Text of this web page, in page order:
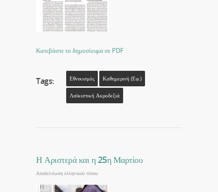
Κατεβάστε το δημοσίευμα σε PDF
Tags: Εθνικισμός Καθημερινή (εφ.)
Λαϊκιστική Ακροδεξιά
Η Αριστερά και η 25η Μαρτίου
Αποδελτίωση ελληνικού τύπου